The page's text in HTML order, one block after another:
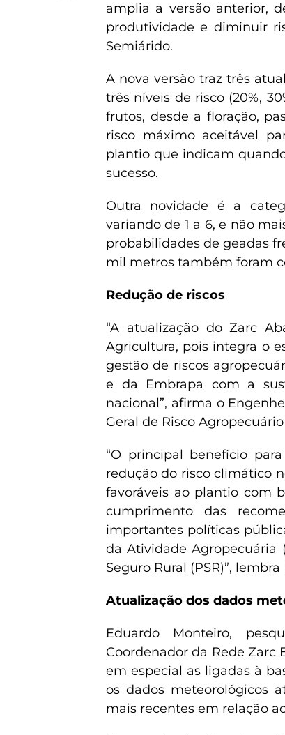
amplia a versão anterior,
produtividade e diminuir
Semiárido.
A nova versão traz três
três níveis de risco (20%,
frutos, desde a floração,
risco máximo aceitável
plantio que indicam
sucesso.
Outra novidade é a
variando de 1 a 6, e não
probabilidades de geadas
mil metros também foram
Redução de riscos
“A atualização do Zarc
Agricultura, pois integra o
gestão de riscos
e da Embrapa com a
nacional”, afirma o
Geral de Risco
“O principal benefício
redução do risco climático
favoráveis ao plantio com
cumprimento das
importantes políticas
da Atividade Agropecuária
Seguro Rural (PSR)”,
Atualização dos dados
Eduardo Monteiro,
Coordenador da Rede Zarc
em especial as ligadas à
os dados meteorológicos
mais recentes em relação